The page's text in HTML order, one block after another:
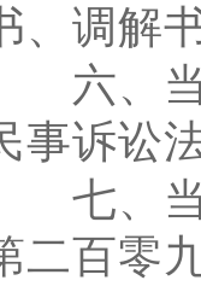
、调解
六、当
事诉讼
七、当
二百零